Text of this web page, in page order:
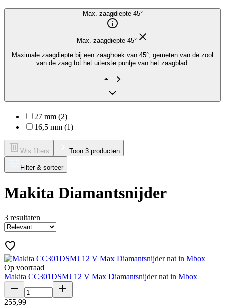
Max. zaagdiepte 45°
Max. zaagdiepte 45°
Maximale zaagdiepte bij een zaaghoek van 45°, gemeten van de zool
van de zaag tot het uiterste puntje van het zaagblad.
27 mm (2)
16,5 mm (1)
Wis filters Toon 3 producten
Filter & sorteer
Makita Diamantsnijder
3 resultaten
Op voorraad
Makita CC301DSMJ 12 V Max Diamantsnijder nat in Mbox
255,99